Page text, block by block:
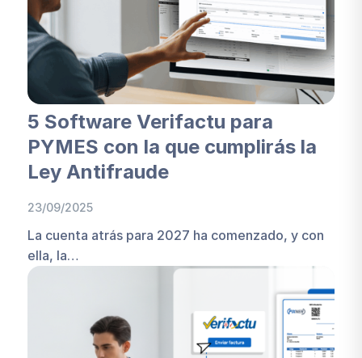
5 Software Verifactu para
PYMES con la que cumplirás la
Ley Antifraude
23/09/2025
La cuenta atrás para 2027 ha comenzado, y con
ella, la…